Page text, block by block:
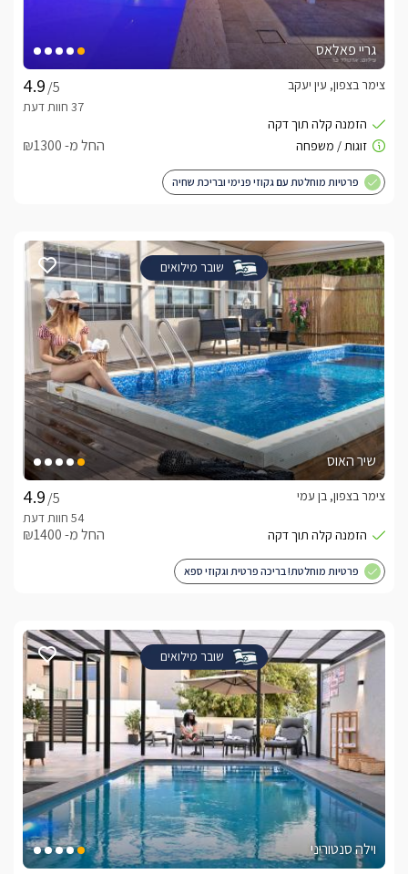
גריי פאלאס
/5
צימר בצפון, עין יעקב
החל מ- ₪1300
פרטיות מוחלטת עם גקוזי פנימי ובריכת שחיה
שובר מילואים
שיר האוס
/5
צימר בצפון, בן עמי
החל מ- ₪1400
פרטיות מוחלטת! בריכה פרטית וגקוזי ספא
שובר מילואים
וילה סנטוריני